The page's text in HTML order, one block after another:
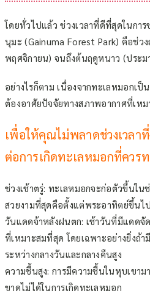
โดยทั่วไปแล้ว ช่วงเวลาที่ดีที่สุดในกา
นุมะ (Gainuma Forest Park) คือช่ว
พฤศจิกายน) จนถึงต้นฤดูหนาว (ประ
อย่างไรก็ตาม เนื่องจากทะเลหมอกเ
ต้องอาศัยปัจจัยทางสภาพอากาศที่เห
เพื่อให้คุณไม่พลาดช่วงเวลา
ต่อการเกิดทะเลหมอกที่ควร
ช่วงเช้าตรู่: ทะเลหมอกจะก่อตัวขึ้นใน
สวยงามที่สุดคือตั้งแต่พระอาทิตย์ขึ้นไ
วันแดดจ้าหลังฝนตก: เช้าวันที่มีแดดจั
ที่เหมาะสมที่สุด โดยเฉพาะอย่างยิ่งถ้
ระหว่างกลางวันและกลางคืนสูง
ความชื้นสูง: การมีความชื้นในหุบเขา
ขาดไม่ได้ในการเกิดทะเลหมอก